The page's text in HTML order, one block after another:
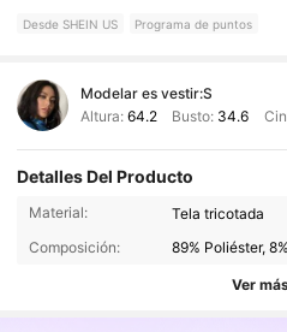
Desde SHEIN US Programa de puntos
Modelar es vestir:S
Altura: 64.2 Busto: 34.6
Detalles Del Producto
Material:
Tela tricotada
Composición:
89% Poliéster,
Ver
2.6M Seguidores